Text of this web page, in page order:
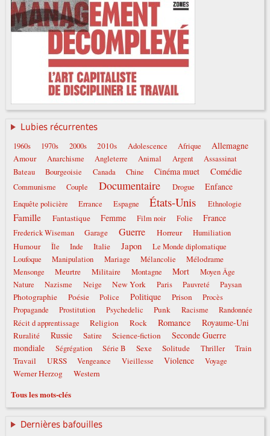
Lubies récurrentes
1960s 1970s 2000s 2010s Adolescence Afrique Allemagne
Amour Anarchisme Angleterre Animal Argent
Assassinat
Bateau
Bourgeoisie Canada Chine Cinéma muet Comédie
Communisme Couple Documentaire Drogue Enfance
Enquête policière Errance Espagne États-Unis Ethnologie
Famille Fantastique Femme Film noir Folie France
Frederick Wiseman Garage Guerre Horreur Humiliation
Humour Île Inde Italie Japon
Le Monde diplomatique
Loufoque
Manipulation Mariage Mélancolie Mélodrame
Mensonge Meurtre Militaire Montagne Mort
Moyen Âge
Nature
Nazisme Neige New York Paris Pauvreté Paysan
Photographie Poésie Police Politique Prison
Procès
Propagande
Prostitution Psychedelic Punk Racisme
Randonnée
Récit d apprentissage
Religion Rock Romance Royaume-Uni
Ruralité Russie Satire Science-fiction
Seconde Guerre
mondiale
Ségrégation Série B Sexe Solitude Thriller Train
Travail URSS Vengeance Vieillesse Violence Voyage
Werner Herzog Western
Tous les mots-clés
Dernières bafouilles